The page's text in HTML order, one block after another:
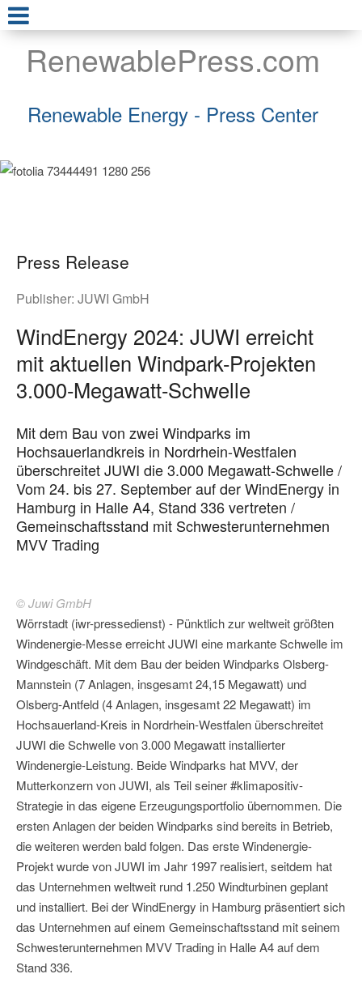
RenewablePress.com
Renewable Energy - Press Center
Press Release
Publisher: JUWI GmbH
WindEnergy 2024: JUWI erreicht
mit aktuellen Windpark-Projekten
3.000-Megawatt-Schwelle
Mit dem Bau von zwei Windparks im
Hochsauerlandkreis in Nordrhein-Westfalen
überschreitet JUWI die 3.000 Megawatt-Schwelle /
Vom 24. bis 27. September auf der WindEnergy in
Hamburg in Halle A4, Stand 336 vertreten /
Gemeinschaftsstand mit Schwesterunternehmen
MVV Trading
© Juwi GmbH
Wörrstadt (iwr-pressedienst) - Pünktlich zur weltweit größten
Windenergie-Messe erreicht JUWI eine markante Schwelle im
Windgeschäft. Mit dem Bau der beiden Windparks Olsberg-
Mannstein (7 Anlagen, insgesamt 24,15 Megawatt) und
Olsberg-Antfeld (4 Anlagen, insgesamt 22 Megawatt) im
Hochsauerland-Kreis in Nordrhein-Westfalen überschreitet
JUWI die Schwelle von 3.000 Megawatt installierter
Windenergie-Leistung. Beide Windparks hat MVV, der
Mutterkonzern von JUWI, als Teil seiner #klimapositiv-
Strategie in das eigene Erzeugungsportfolio übernommen. Die
ersten Anlagen der beiden Windparks sind bereits in Betrieb,
die weiteren werden bald folgen. Das erste Windenergie-
Projekt wurde von JUWI im Jahr 1997 realisiert, seitdem hat
das Unternehmen weltweit rund 1.250 Windturbinen geplant
und installiert. Bei der WindEnergy in Hamburg präsentiert sich
das Unternehmen auf einem Gemeinschaftsstand mit seinem
Schwesterunternehmen MVV Trading in Halle A4 auf dem
Stand 336.